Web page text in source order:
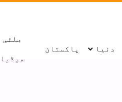
دنیا پاکستان
ملٹی
میڈیا